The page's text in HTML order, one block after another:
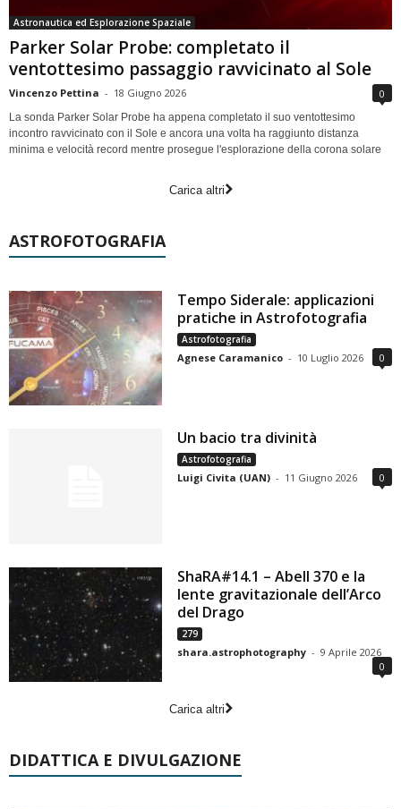
Astronautica ed Esplorazione Spaziale
Parker Solar Probe: completato il
ventottesimo passaggio ravvicinato al Sole
Vincenzo Pettina - 18 Giugno 2026 0
La sonda Parker Solar Probe ha appena completato il suo ventottesimo
incontro ravvicinato con il Sole e ancora una volta ha raggiunto distanza
minima e velocità record mentre prosegue l'esplorazione della corona solare
Carica altri
ASTROFOTOGRAFIA
Tempo Siderale: applicazioni
pratiche in Astrofotografia
Astrofotografia
Agnese Caramanico - 10 Luglio 2026 0
Un bacio tra divinità
Astrofotografia
Luigi Civita (UAN) - 11 Giugno 2026 0
ShaRA#14.1 – Abell 370 e la
lente gravitazionale dell’Arco
del Drago
279
shara.astrophotography - 9 Aprile 2026
0
Carica altri
DIDATTICA E DIVULGAZIONE